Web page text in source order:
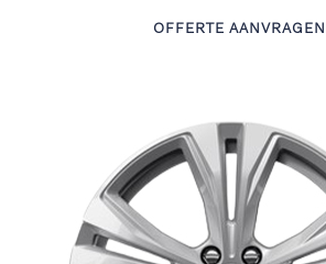
OFFERTE AANVRAGEN